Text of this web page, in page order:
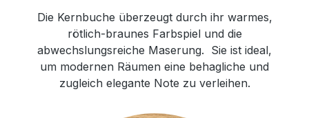
Die Kernbuche überzeugt durch ihr warmes,
rötlich-braunes Farbspiel und die
abwechslungsreiche Maserung. Sie ist ideal,
um modernen Räumen eine behagliche und
zugleich elegante Note zu verleihen.